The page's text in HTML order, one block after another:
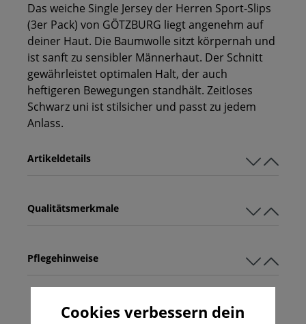
Das weiche Single Jersey der Herren Sport-Slips
(3er Pack) von GÖTZBURG liegt angenehm auf
deiner Haut. Die Baumwolle sitzt körpernah und
ist sanft zu sensibler Männerhaut. Der Schnitt
gewährleistet optimalen Halt, der auch
heftigeren Bewegungen standhält. Zeitloses
Schwarz uni ist stilsicher und passt zu jedem
Anlass.
Qualitätsmerkmale
Artikeldetails
Pflegehinweise
Cookies verbessern dein